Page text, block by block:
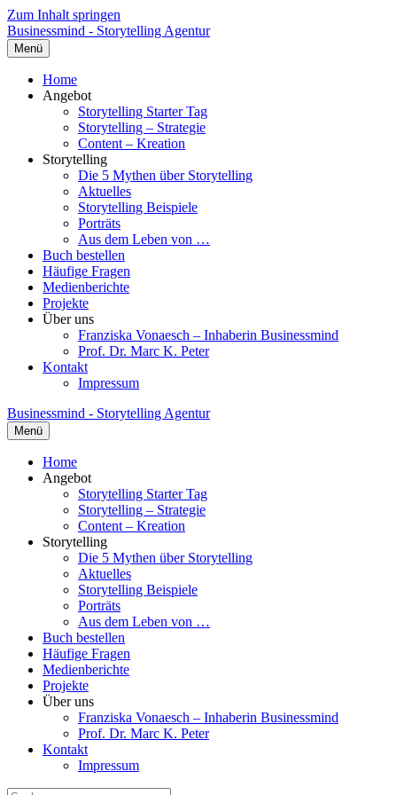
Zum Inhalt springen
Businessmind - Storytelling Agentur
Menü
Home
Angebot
Storytelling Starter Tag
Storytelling – Strategie
Content – Kreation
Storytelling
Die 5 Mythen über Storytelling
Aktuelles
Storytelling Beispiele
Porträts
Aus dem Leben von …
Buch bestellen
Häufige Fragen
Medienberichte
Projekte
Über uns
Franziska Vonaesch – Inhaberin Businessmind
Prof. Dr. Marc K. Peter
Kontakt
Impressum
Businessmind - Storytelling Agentur
Menü
Home
Angebot
Storytelling Starter Tag
Storytelling – Strategie
Content – Kreation
Storytelling
Die 5 Mythen über Storytelling
Aktuelles
Storytelling Beispiele
Porträts
Aus dem Leben von …
Buch bestellen
Häufige Fragen
Medienberichte
Projekte
Über uns
Franziska Vonaesch – Inhaberin Businessmind
Prof. Dr. Marc K. Peter
Kontakt
Impressum